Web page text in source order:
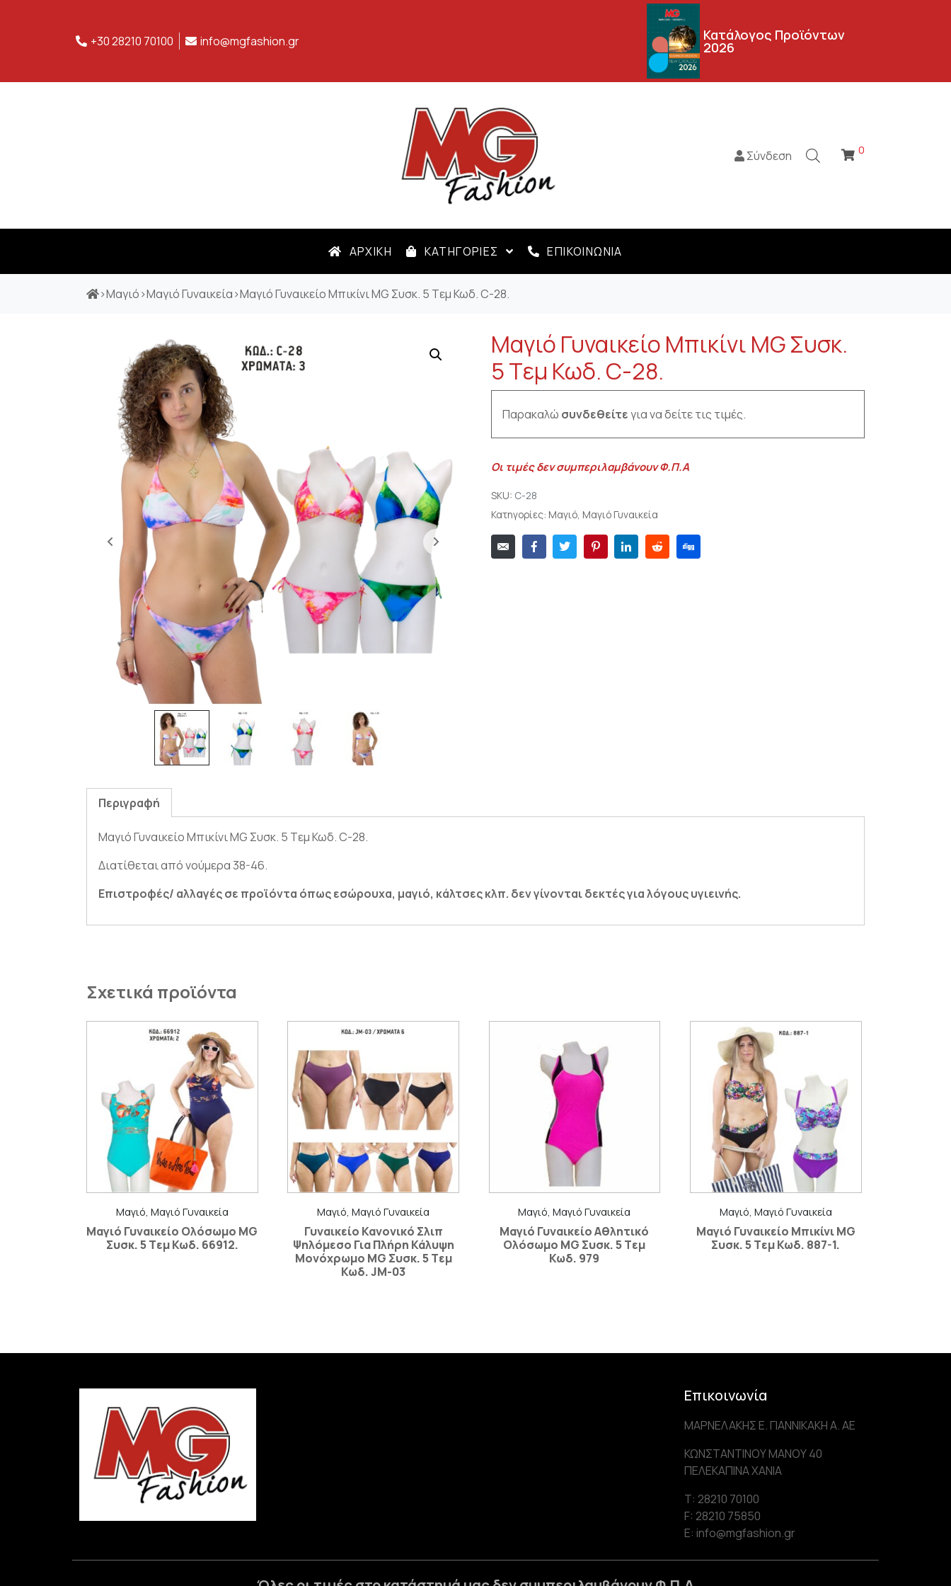
+30 28210 70100 info@mgfashion.gr Κατάλογος Προϊόντων
2026
Σύνδεση 0
ΑΡΧΙΚΗ ΚΑΤΗΓΟΡΙΕΣ ΕΠΙΚΟΙΝΩΝΙΑ
>Μαγιό>Μαγιό Γυναικεία>Μαγιό Γυναικείο Μπικίνι MG Συσκ. 5 Tεμ Κωδ. C-28.
Μαγιό Γυναικείο Μπικίνι MG Συσκ.
5 Tεμ Κωδ. C-28.
Παρακαλώ συνδεθείτεγια να δείτε τις τιμές.
Οι τιμές δεν συμπεριλαμβάνουν Φ.Π.Α
SKU: C-28
Κατηγορίες: Μαγιό, Μαγιό Γυναικεία
Περιγραφή
Μαγιό Γυναικείο Μπικίνι MG Συσκ. 5 Tεμ Κωδ. C-28.
Διατίθεται από νούμερα 38-46.
Επιστροφές/ αλλαγές σε προϊόντα όπως εσώρουχα, μαγιό, κάλτσες κλπ. δεν γίνονται δεκτές για λόγους υγιεινής.
Σχετικά προϊόντα
Μαγιό, Μαγιό Γυναικεία
Μαγιό Γυναικείο Ολόσωμο MG
Συσκ. 5 Tεμ Κωδ. 66912.
Μαγιό, Μαγιό Γυναικεία
Γυναικείο Κανονικό Σλιπ
Ψηλόμεσο Για Πλήρη Κάλυψη
Μονόχρωμο MG Συσκ. 5 Tεμ
Κωδ. JM-03
Μαγιό, Μαγιό Γυναικεία
Μαγιό Γυναικείο Αθλητικό
Ολόσωμο MG Συσκ. 5 Tεμ
Κωδ. 979
Μαγιό, Μαγιό Γυναικεία
Μαγιό Γυναικείο Μπικίνι MG
Συσκ. 5 Tεμ Κωδ. 887-1.
Επικοινωνία
ΜΑΡΝΕΛΑΚΗΣ Ε. ΓΙΑΝΝΙΚΑΚΗ Α. AE
ΚΩΝΣΤΑΝΤΙΝΟΥ ΜΑΝΟΥ 40
ΠΕΛΕΚΑΠΙΝΑ ΧΑΝΙΑ
Τ: 28210 70100
F: 28210 75850
Ε: info@mgfashion.gr